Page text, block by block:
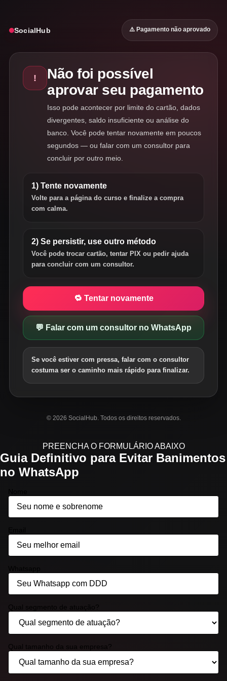
SocialHub ⚠️ Pagamento não aprovado
!
Não foi possível
aprovar seu pagamento
Isso pode acontecer por limite do cartão, dados
divergentes, saldo insuficiente ou análise do
banco. Você pode tentar novamente em poucos
segundos — ou falar com um consultor para
concluir por outro meio.
1) Tente novamente
Volte para a página do curso e finalize a compra
com calma.
2) Se persistir, use outro método
Você pode trocar cartão, tentar PIX ou pedir ajuda
para concluir com um consultor.
🔁 Tentar novamente
💬 Falar com um consultor no WhatsApp
Se você estiver com pressa, falar com o consultor
costuma ser o caminho mais rápido para finalizar.
© 2026 SocialHub. Todos os direitos reservados.
PREENCHA O FORMULÁRIO ABAIXO
Guia Definitivo para Evitar Banimentos
no WhatsApp
Qual tamanho da sua empresa?